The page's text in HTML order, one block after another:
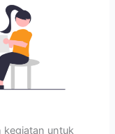
kegiatan untuk